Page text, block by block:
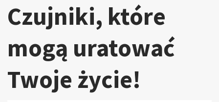
Czujniki, które
mogą uratować
Twoje życie!